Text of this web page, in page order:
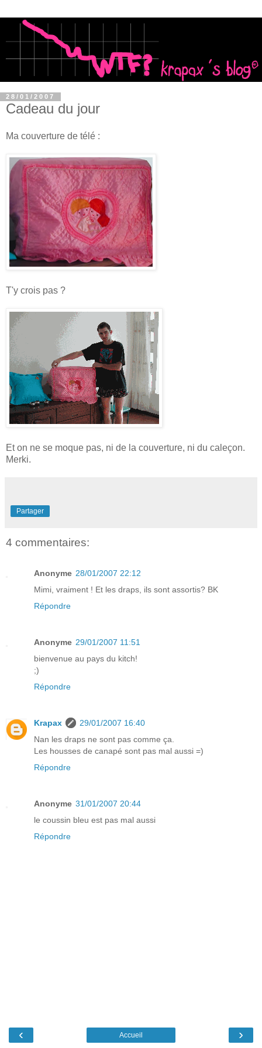
28/01/2007
Cadeau du jour
Ma couverture de télé :
T'y crois pas ?
Et on ne se moque pas, ni de la couverture, ni du caleçon.
Merki.
Partager
4 commentaires:
Anonyme 28/01/2007 22:12
Mimi, vraiment ! Et les draps, ils sont assortis? BK
Répondre
Anonyme 29/01/2007 11:51
bienvenue au pays du kitch!
;)
Répondre
Krapax
29/01/2007 16:40
Nan les draps ne sont pas comme ça.
Les housses de canapé sont pas mal aussi =)
Répondre
Anonyme 31/01/2007 20:44
le coussin bleu est pas mal aussi
Répondre
‹ ›
Accueil